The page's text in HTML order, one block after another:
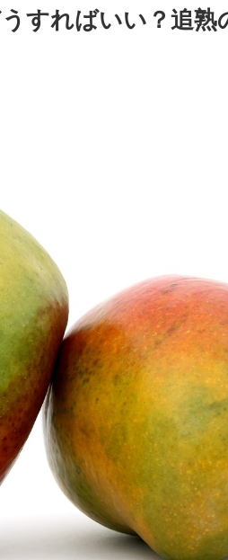
すればいい？追熟